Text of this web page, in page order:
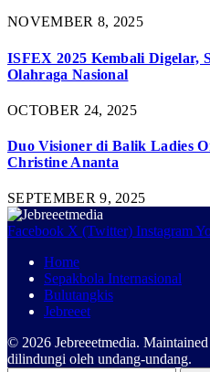
NOVEMBER 8, 2025
ISFEX 2025 Kembali Digelar,
Olahraga Nasional
OCTOBER 24, 2025
Duo Visioner di Balik Ladies
Christine Ananta
SEPTEMBER 9, 2025
Facebook X (Twitter) Instagram
Home
Sepakbola Internasional
Bulutangkis
Jebreeet
© 2026 Jebreeetmedia.
dilindungi oleh undang-undang.